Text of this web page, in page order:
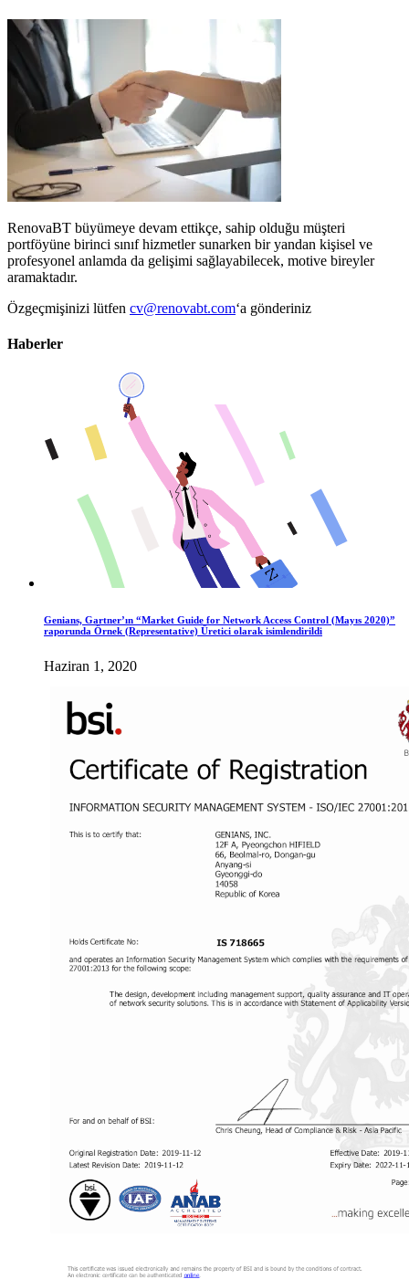
RenovaBT büyümeye devam ettikçe, sahip olduğu müşteri
portföyüne birinci sınıf hizmetler sunarken bir yandan kişisel ve
profesyonel anlamda da gelişimi sağlayabilecek, motive bireyler
aramaktadır.
Özgeçmişinizi lütfen cv@renovabt.com‘a gönderiniz
Haberler
Genians, Gartner’ın “Market Guide for Network Access Control (Mayıs 2020)”
raporunda Örnek (Representative) Üretici olarak isimlendirildi
Haziran 1, 2020